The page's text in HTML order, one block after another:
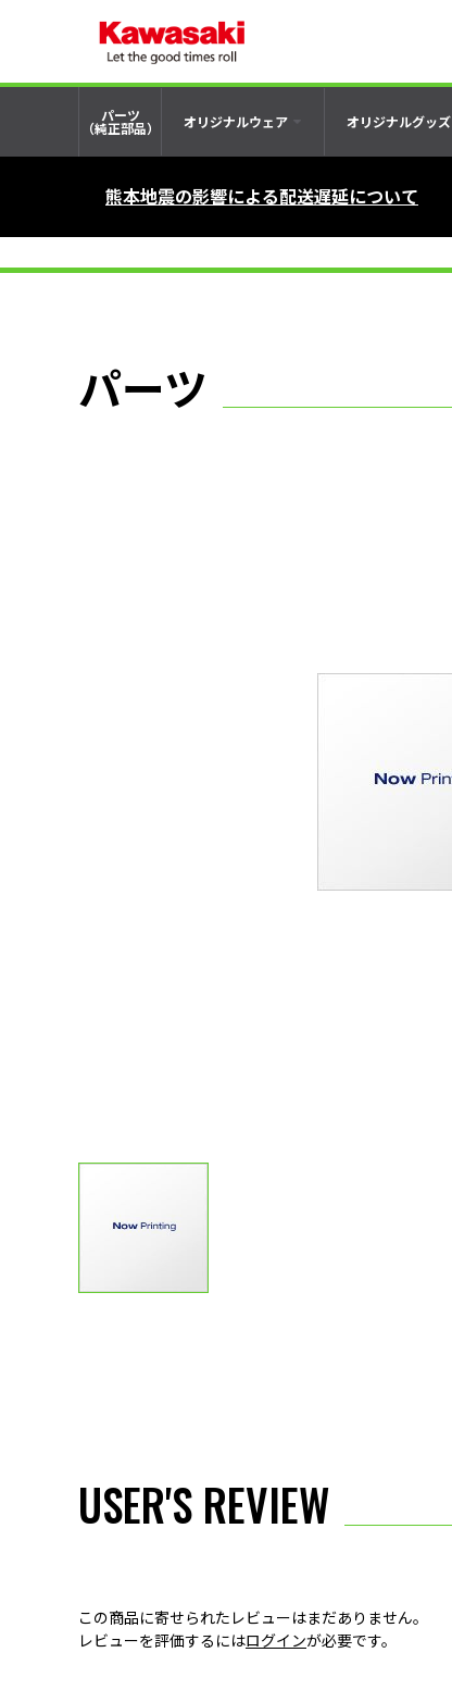
パーツ
（純正部品） オリジナルウェア オリジナルグッズ
熊本地震の影響による配送遅延について
パーツ
USER'S REVIEW
この商品に寄せられたレビューはまだありません。
レビューを評価するにはログインが必要です。